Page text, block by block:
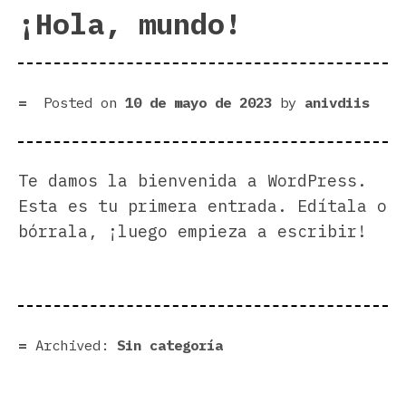
¡Hola, mundo!
Posted on 10 de mayo de 2023 by anivdiis
Te damos la bienvenida a WordPress.
Esta es tu primera entrada. Edítala o
bórrala, ¡luego empieza a escribir!
Archived: Sin categoría